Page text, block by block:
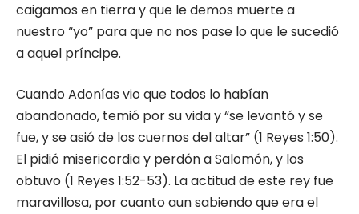
caigamos en tierra y que le demos muerte a
nuestro “yo” para que no nos pase lo que le sucedió
a aquel príncipe.
Cuando Adonías vio que todos lo habían
abandonado, temió por su vida y “se levantó y se
fue, y se asió de los cuernos del altar” (1 Reyes 1:50).
El pidió misericordia y perdón a Salomón, y los
obtuvo (1 Reyes 1:52-53). La actitud de este rey fue
maravillosa, por cuanto aun sabiendo que era el